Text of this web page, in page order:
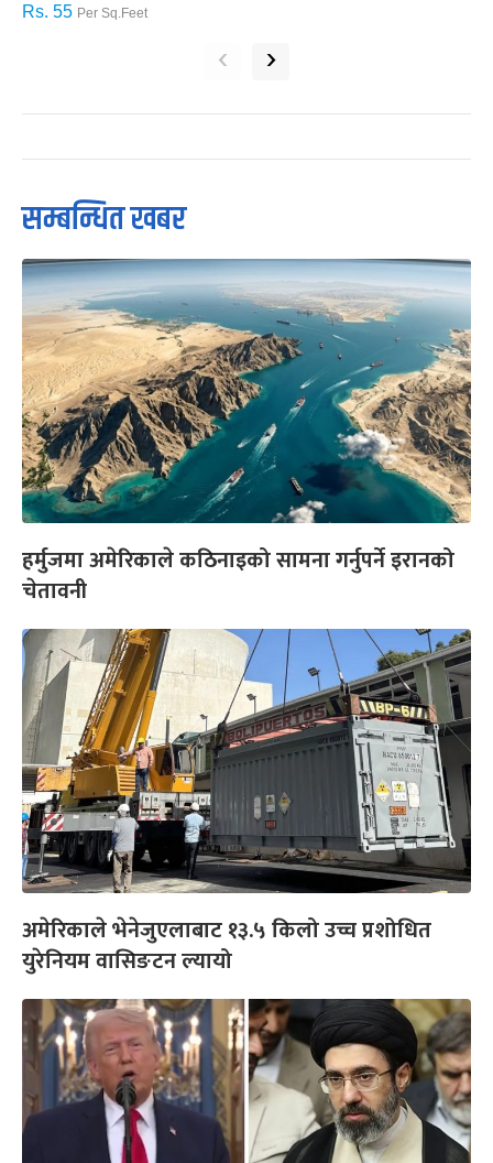
Rs. 55 Per Sq.Feet
‹ ›
सम्बन्धित खबर
हर्मुजमा अमेरिकाले कठिनाइको सामना गर्नुपर्ने इरानको
चेतावनी
अमेरिकाले भेनेजुएलाबाट १३.५ किलो उच्च प्रशोधित
युरेनियम वासिङटन ल्यायो